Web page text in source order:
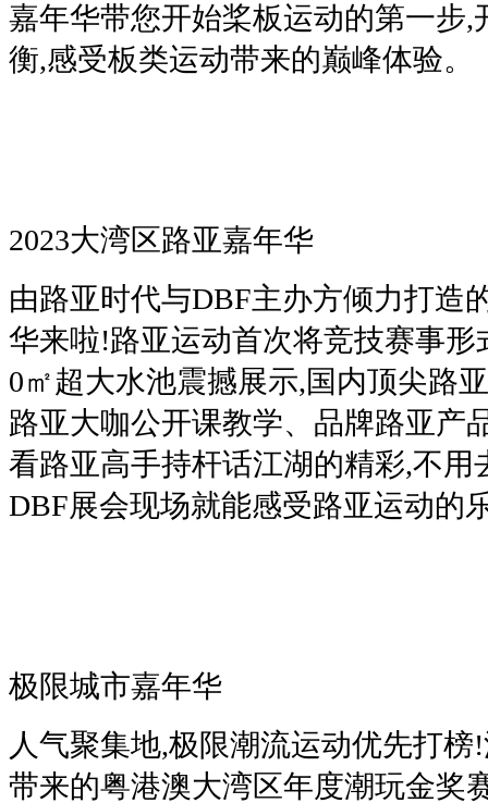
嘉年华带您开始桨板运动的第一步,
衡,感受板类运动带来的巅峰体验。
2023大湾区路亚嘉年华
由路亚时代与DBF主办方倾力打造
华来啦!路亚运动首次将竞技赛事形
0㎡超大水池震撼展示,国内顶尖路
路亚大咖公开课教学、品牌路亚产
看路亚高手持杆话江湖的精彩,不用
DBF展会现场就能感受路亚运动的
极限城市嘉年华
人气聚集地,极限潮流运动优先打
带来的粤港澳大湾区年度潮玩金奖